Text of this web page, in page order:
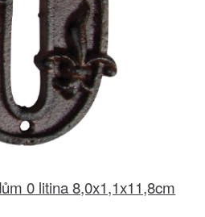
0 litina 8,0x1,1x11,8cm